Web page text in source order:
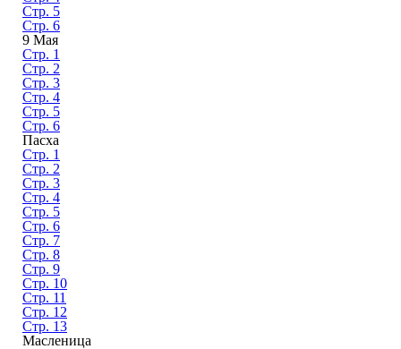
Стр. 5
Стр. 6
9 Мая
Стр. 1
Стр. 2
Стр. 3
Стр. 4
Стр. 5
Стр. 6
Пасха
Стр. 1
Стр. 2
Стр. 3
Стр. 4
Стр. 5
Стр. 6
Стр. 7
Стр. 8
Стр. 9
Стр. 10
Стр. 11
Стр. 12
Стр. 13
Масленица